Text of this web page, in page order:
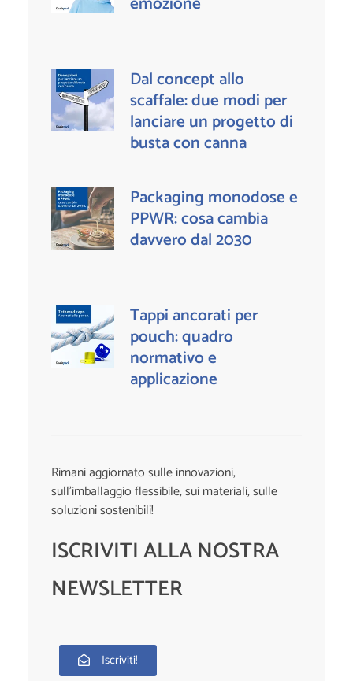
Dal concept allo
scaffale: due modi per
lanciare un progetto di
busta con canna
Packaging monodose e
PPWR: cosa cambia
davvero dal 2030
Tappi ancorati per
pouch: quadro
normativo e
applicazione
Rimani aggiornato sulle innovazioni,
sull’imballaggio flessibile, sui materiali, sulle
soluzioni sostenibili!
ISCRIVITI ALLA NOSTRA
NEWSLETTER
Iscriviti!